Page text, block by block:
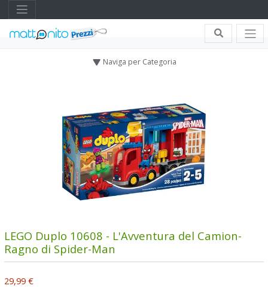
Naviga per Categoria
LEGO Duplo 10608 - L'Avventura del Camion-
Ragno di Spider-Man
29,99 €